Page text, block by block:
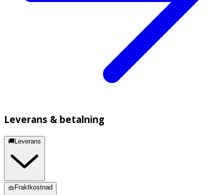
Leverans & betalning
🚚Leverans
🧺Fraktkostnad